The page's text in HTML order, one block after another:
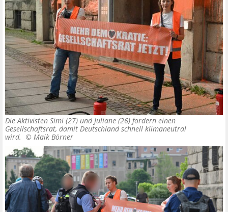
Die Aktivisten Simi (27) und Juliane (26) fordern einen
Gesellschaftsrat, damit Deutschland schnell klimaneutral
wird. © Maik Börner